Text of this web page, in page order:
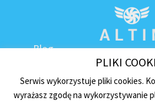
Blog
Regulamin sklepu
Polityka prywatności
PLIKI
Serwis wykorzystuje pliki cookies.
wyrażasz zgodę na wykorzystywanie